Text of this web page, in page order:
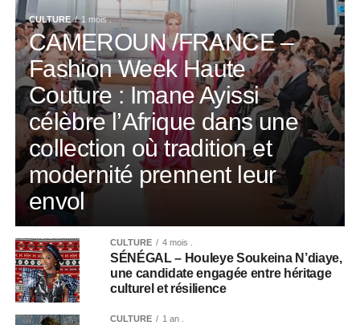
CULTURE 1 mois .
CAMEROUN /FRANCE –
Fashion Week Haute
Couture : Imane Ayissi
célèbre l’Afrique dans une
collection où tradition et
modernité prennent leur
envol
CULTURE 4 mois .
SÉNÉGAL – Houleye Soukeina N’diaye,
une candidate engagée entre héritage
culturel et résilience
CULTURE 1 an .